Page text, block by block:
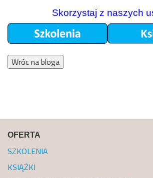
Skorzystaj z naszych
Wróc na bloga
OFERTA
SZKOLENIA
KSIĄŻKI